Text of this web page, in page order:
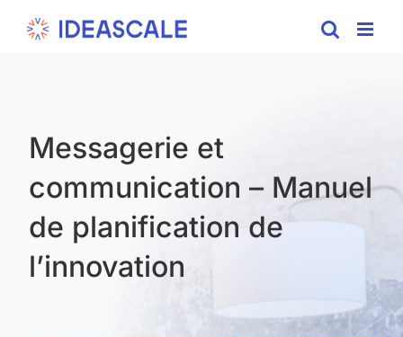
Messagerie et
communication – Manuel
de planification de
l’innovation